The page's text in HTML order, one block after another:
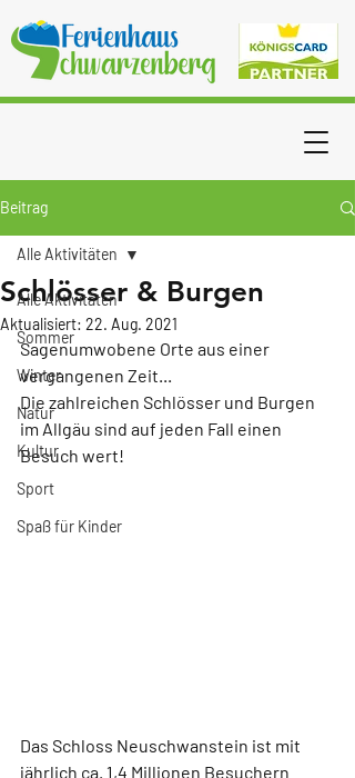
Beitrag
Alle Aktivitäten
Sommer
Winter
Natur
Kultur
Sport
Spaß für Kinder
Alle Aktivitäten
Schlösser & Burgen
Aktualisiert: 22. Aug. 2021
Sagenumwobene Orte aus einer
vergangenen Zeit...
Die zahlreichen Schlösser und Burgen
im Allgäu sind auf jeden Fall einen
Besuch wert!
Das Schloss Neuschwanstein ist mit
jährlich ca. 1,4 Millionen Besuchern